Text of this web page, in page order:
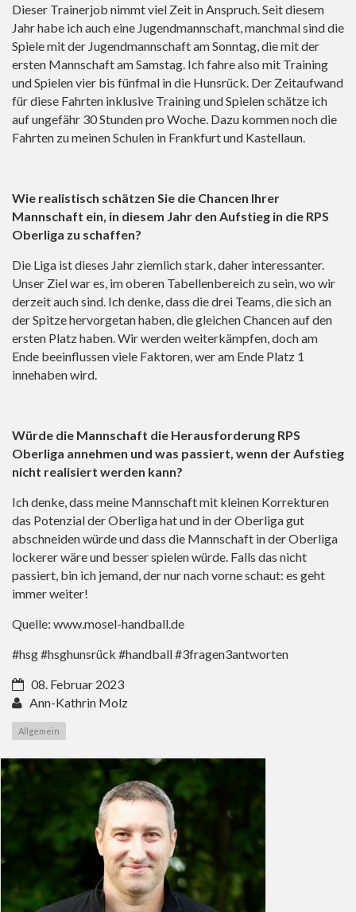
Dieser Trainerjob nimmt viel Zeit in Anspruch. Seit diesem
Jahr habe ich auch eine Jugendmannschaft, manchmal sind die
Spiele mit der Jugendmannschaft am Sonntag, die mit der
ersten Mannschaft am Samstag. Ich fahre also mit Training
und Spielen vier bis fünfmal in die Hunsrück. Der Zeitaufwand
für diese Fahrten inklusive Training und Spielen schätze ich
auf ungefähr 30 Stunden pro Woche. Dazu kommen noch die
Fahrten zu meinen Schulen in Frankfurt und Kastellaun.
Wie realistisch schätzen Sie die Chancen Ihrer
Mannschaft ein, in diesem Jahr den Aufstieg in die RPS
Oberliga zu schaffen?
Die Liga ist dieses Jahr ziemlich stark, daher interessanter.
Unser Ziel war es, im oberen Tabellenbereich zu sein, wo wir
derzeit auch sind. Ich denke, dass die drei Teams, die sich an
der Spitze hervorgetan haben, die gleichen Chancen auf den
ersten Platz haben. Wir werden weiterkämpfen, doch am
Ende beeinflussen viele Faktoren, wer am Ende Platz 1
innehaben wird.
Würde die Mannschaft die Herausforderung RPS
Oberliga annehmen und was passiert, wenn der Aufstieg
nicht realisiert werden kann?
Ich denke, dass meine Mannschaft mit kleinen Korrekturen
das Potenzial der Oberliga hat und in der Oberliga gut
abschneiden würde und dass die Mannschaft in der Oberliga
lockerer wäre und besser spielen würde. Falls das nicht
passiert, bin ich jemand, der nur nach vorne schaut: es geht
immer weiter!
Quelle: www.mosel-handball.de
#hsg #hsghunsrück #handball #3fragen3antworten
08. Februar 2023
Ann-Kathrin Molz
Allgemein